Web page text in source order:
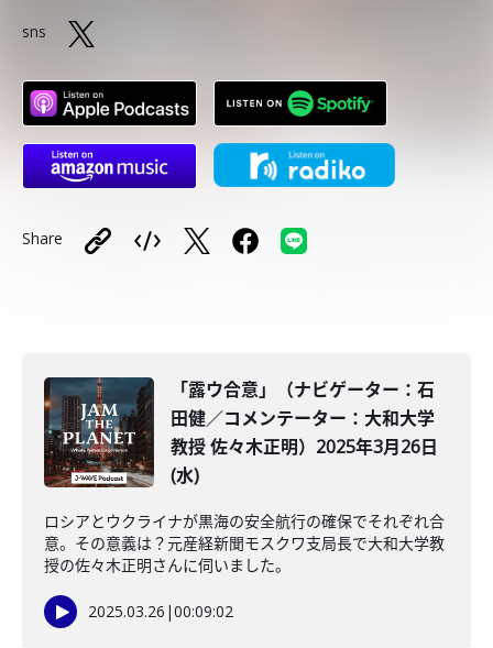
sns
Share
「露ウ合意」（ナビゲーター：石
田健／コメンテーター：大和大学
教授 佐々木正明）2025年3月26日
(水)
ロシアとウクライナが黒海の安全航行の確保でそれぞれ合
意。その意義は？元産経新聞モスクワ支局長で大和大学教
授の佐々木正明さんに伺いました。
2025.03.26 |00:09:02